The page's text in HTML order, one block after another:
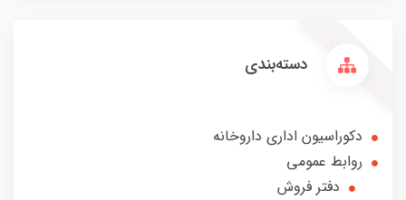
دسته‌بندی
دکوراسیون اداری داروخانه
روابط عمومی
دفتر فروش